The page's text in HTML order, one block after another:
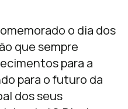
o dia dos
que sempre
para a
para o futuro da
dos seus